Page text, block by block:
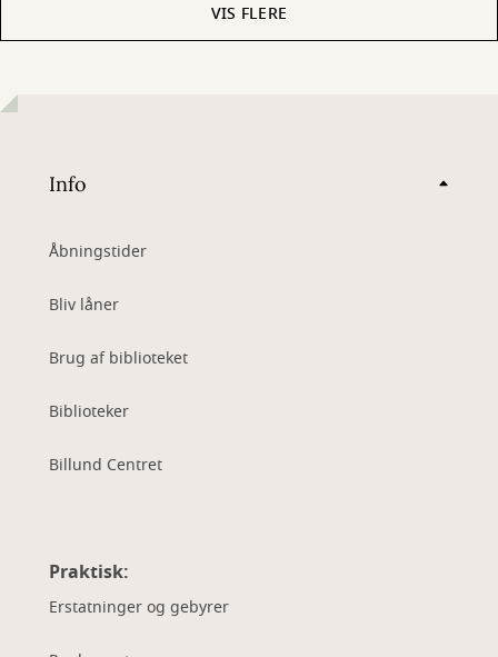
VIS FLERE
Info
Åbningstider
Bliv låner
Brug af biblioteket
Biblioteker
Billund Centret
Praktisk:
Erstatninger og gebyrer